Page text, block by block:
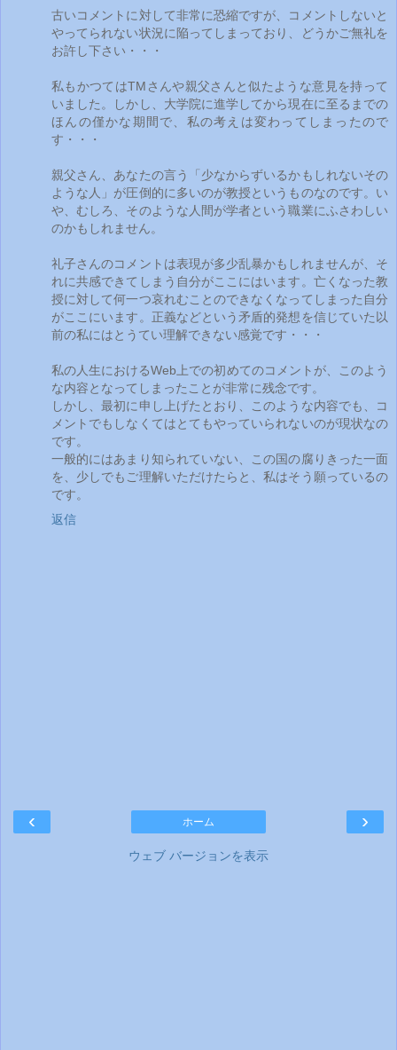
古いコメントに対して非常に恐縮ですが、コメントしないと
やってられない状況に陥ってしまっており、どうかご無礼を
お許し下さい・・・
私もかつてはTMさんや親父さんと似たような意見を持って
いました。しかし、大学院に進学してから現在に至るまでの
ほんの僅かな期間で、私の考えは変わってしまったので
す・・・
親父さん、あなたの言う「少なからずいるかもしれないその
ような人」が圧倒的に多いのが教授というものなのです。い
や、むしろ、そのような人間が学者という職業にふさわしい
のかもしれません。
礼子さんのコメントは表現が多少乱暴かもしれませんが、そ
れに共感できてしまう自分がここにはいます。亡くなった教
授に対して何一つ哀れむことのできなくなってしまった自分
がここにいます。正義などという矛盾的発想を信じていた以
前の私にはとうてい理解できない感覚です・・・
私の人生におけるWeb上での初めてのコメントが、このよう
な内容となってしまったことが非常に残念です。
しかし、最初に申し上げたとおり、このような内容でも、コ
メントでもしなくてはとてもやっていられないのが現状なの
です。
一般的にはあまり知られていない、この国の腐りきった一面
を、少しでもご理解いただけたらと、私はそう願っているの
です。
返信
‹ ›
ホーム
ウェブ バージョンを表示